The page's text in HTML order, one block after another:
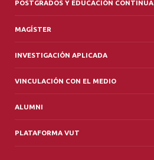
POSTGRADOS Y EDUCACIÓN CONTINUA
MAGÍSTER
INVESTIGACIÓN APLICADA
VINCULACIÓN CON EL MEDIO
ALUMNI
PLATAFORMA VUT